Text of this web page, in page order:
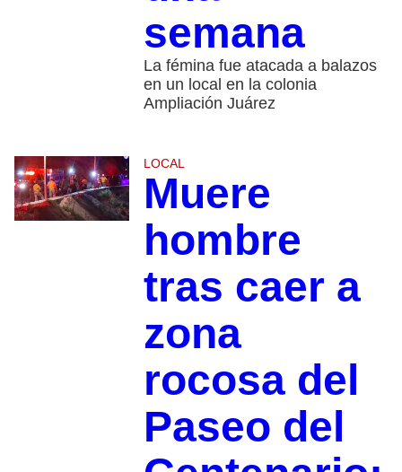
semana
La fémina fue atacada a balazos
en un local en la colonia
Ampliación Juárez
LOCAL
Muere
hombre
tras caer a
zona
rocosa del
Paseo del